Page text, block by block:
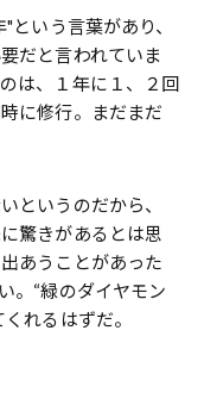
という言葉があり、
だと言われていま
は、１年に１、２回
に修行。まだまだ
というのだから、
驚きがあるとは思
あうことがあった
。“緑のダイヤモン
れるはずだ。